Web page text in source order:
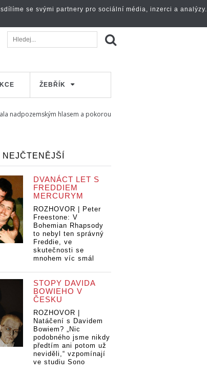
ŽEBŘÍK
nadpozemským hlasem a pokorou
NEJČTENĚJŠÍ
DVANÁCT LET S
FREDDIEM
MERCURYM
ROZHOVOR | Peter
Freestone: V
Bohemian Rhapsody
to nebyl ten správný
Freddie, ve
skutečnosti se
mnohem víc smál
STOPY DAVIDA
BOWIEHO V
ČESKU
ROZHOVOR |
Natáčení s Davidem
Bowiem? „Nic
podobného jsme nikdy
předtím ani potom už
neviděli,“ vzpomínají
ve studiu Sono
se svými partnery pro sociální média, inzerci a analýzy.